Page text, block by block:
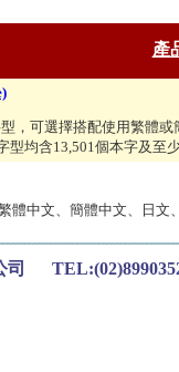
產
，可選擇搭配使用繁體
型均含13,501個本字及至
體中文、簡體中文、日文
司